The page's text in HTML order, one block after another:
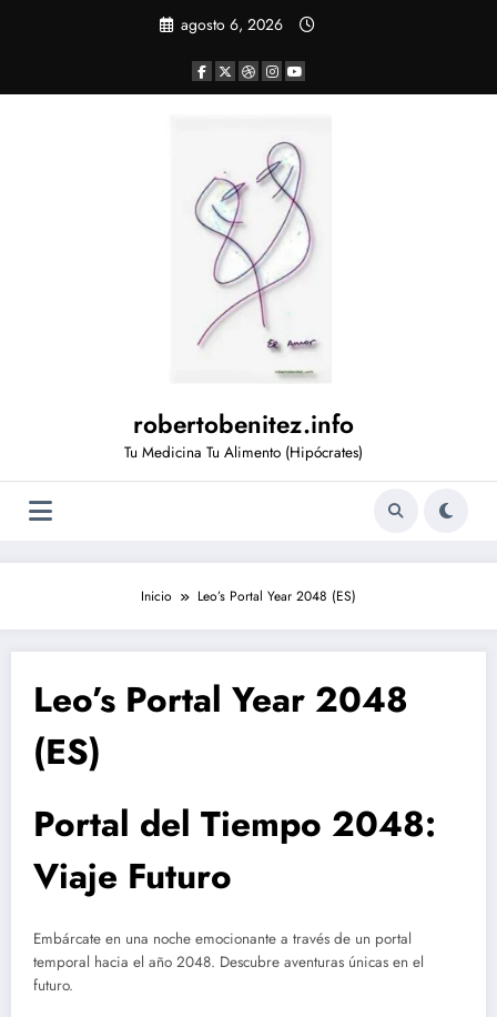
agosto 6, 2026
robertobenitez.info
Tu Medicina Tu Alimento (Hipócrates)
Inicio Leo’s Portal Year 2048 (ES)
Leo’s Portal Year 2048
(ES)
Portal del Tiempo 2048:
Viaje Futuro
Embárcate en una noche emocionante a través de un portal
temporal hacia el año 2048. Descubre aventuras únicas en el
futuro.